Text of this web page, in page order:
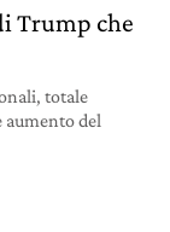
Trump che
totale
aumento del